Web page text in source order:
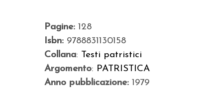
Pagine: 128
Isbn: 9788831130158
Collana: Testi patristici
Argomento: PATRISTICA
Anno pubblicazione: 1979